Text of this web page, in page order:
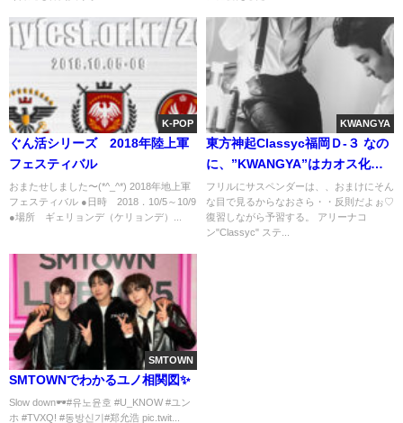
K-POP
ぐん活シリーズ 2018年陸上軍
フェスティバル
おまたせしました〜(*^_^*) 2018年地上軍
フェスティバル ●日時 2018．10/5～10/9
●場所 ギェリョンデ（ケリョンデ）...
KWANGYA
東方神起Classyc福岡Ｄ-３ なの
に、”KWANGYA”はカオス化し
てる…。
フリルにサスペンダーは、、おまけにそん
な目で見るからなおさら・・反則だよぉ♡
復習しながら予習する。 アリーナコ
ン"Classyc" ステ...
SMTOWN
SMTOWNでわかるユノ相関図✨️
Slow down🕶️#유노윤호 #U_KNOW #ユン
ホ #TVXQ! #동방신기#郑允浩 pic.twit...